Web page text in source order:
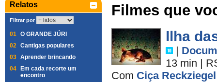
Relatos
Filtrar por
01 O GRANDE JÚRI
02 Cantigas populares
03 Aprender brincando
04
Em cada recorte um
encontro
Filmes que
Ilha
|
13 min |
Com Ciça Reckziegel